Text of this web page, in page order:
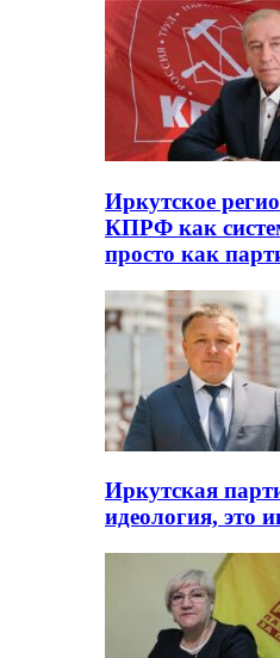
Иркутское
КПРФ как
просто как
Иркутская
идеология, это